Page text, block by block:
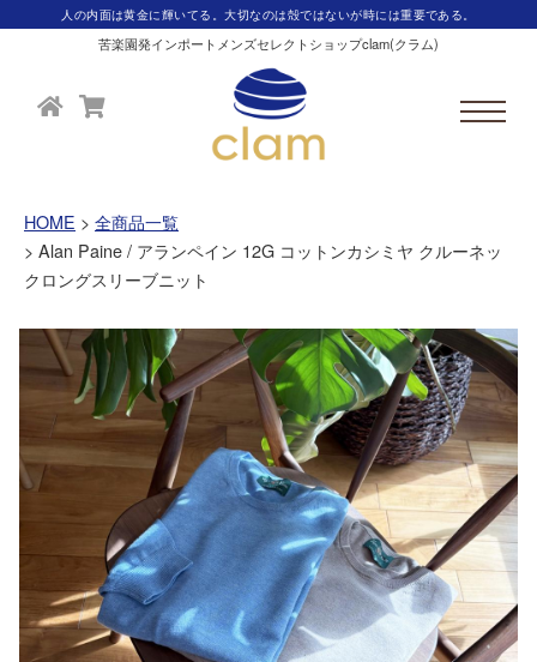
人の内面は黄金に輝いてる。大切なのは殻ではないが時には重要である。
苦楽園発インポートメンズセレクトショップclam(クラム)
HOME
全商品一覧
Alan Paine / アランペイン 12G コットンカシミヤ クルーネッ
クロングスリーブニット